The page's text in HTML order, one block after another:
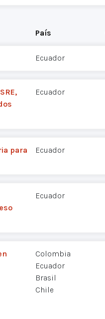
País
Ecuador
Ecuador
para
Ecuador
Ecuador
Colombia
Ecuador
Brasil
Chile